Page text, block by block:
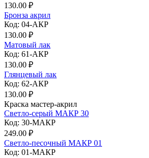
130.00 ₽
Бронза акрил
Код: 04-АКР
130.00 ₽
Матовый лак
Код: 61-АКР
130.00 ₽
Глянцевый лак
Код: 62-АКР
130.00 ₽
Краска мастер-акрил
Светло-серый МАКР 30
Код: 30-МАКР
249.00 ₽
Светло-песочный МАКР 01
Код: 01-МАКР